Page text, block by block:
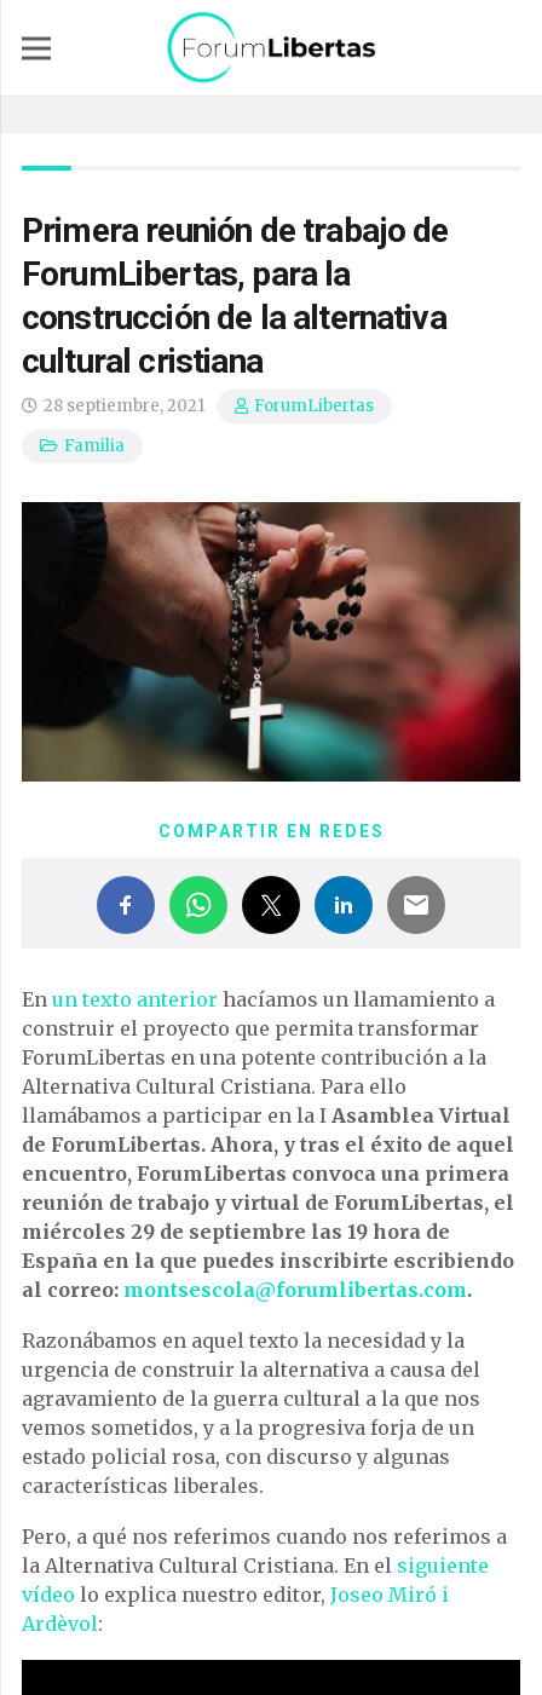
Primera reunión de trabajo de
ForumLibertas, para la
construcción de la alternativa
cultural cristiana
28 septiembre, 2021
ForumLibertas
Familia
COMPARTIR EN REDES
En un texto anterior hacíamos un llamamiento a
construir el proyecto que permita transformar
ForumLibertas en una potente contribución a la
Alternativa Cultural Cristiana. Para ello
llamábamos a participar en la I Asamblea Virtual
de ForumLibertas. Ahora, y tras el éxito de aquel
encuentro, ForumLibertas convoca una primera
reunión de trabajo y virtual de ForumLibertas, el
miércoles 29 de septiembre las 19 hora de
España en la que puedes inscribirte escribiendo
al correo: montsescola@forumlibertas.com.
Razonábamos en aquel texto la necesidad y la
urgencia de construir la alternativa a causa del
agravamiento de la guerra cultural a la que nos
vemos sometidos, y a la progresiva forja de un
estado policial rosa, con discurso y algunas
características liberales.
Pero, a qué nos referimos cuando nos referimos a
la Alternativa Cultural Cristiana. En el siguiente
vídeo lo explica nuestro editor, Joseo Miró i
Ardèvol: